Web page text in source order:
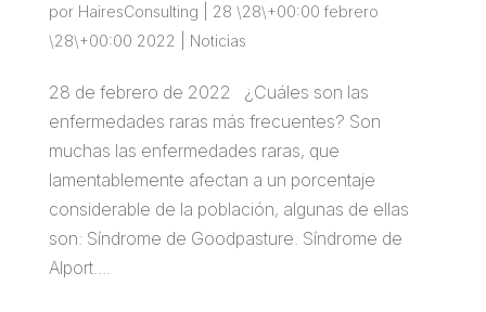
por HairesConsulting
28 \28\+00:00 febrero
\28\+00:00 2022
Noticias
28 de febrero de 2022 ¿Cuáles son las
enfermedades raras más frecuentes? Son
muchas las enfermedades raras, que
lamentablemente afectan a un porcentaje
considerable de la población, algunas de ellas
son: Síndrome de Goodpasture. Síndrome de
Alport....